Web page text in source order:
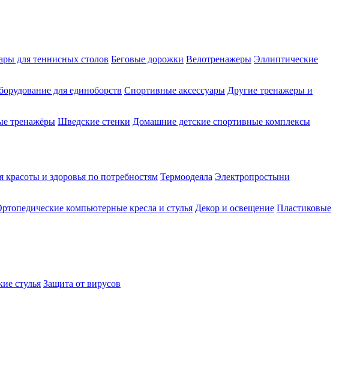
для теннисных столов Беговые дорожки Велотренажеры Эллиптические
для единоборств Спортивные аксессуары Другие тренажеры и
тренажёры Шведские стенки Домашние детские спортивные комплексы
красоты и здоровья по потребностям Термоодеяла Электропростыни
компьютерные кресла и стулья Декор и освещение Пластиковые
стулья Защита от вирусов